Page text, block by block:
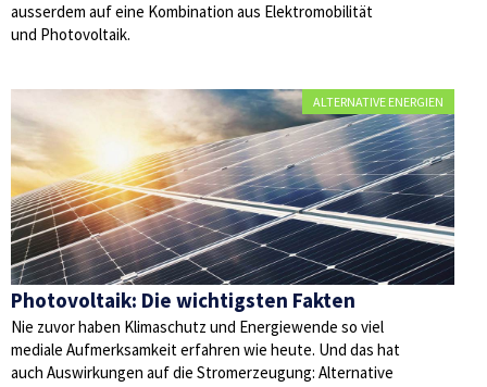
ausserdem auf eine Kombination aus Elektromobilität
und Photovoltaik.
ALTERNATIVE ENERGIEN
Photovoltaik: Die wichtigsten Fakten
Nie zuvor haben Klimaschutz und Energiewende so viel
mediale Aufmerksamkeit erfahren wie heute. Und das hat
auch Auswirkungen auf die Stromerzeugung: Alternative